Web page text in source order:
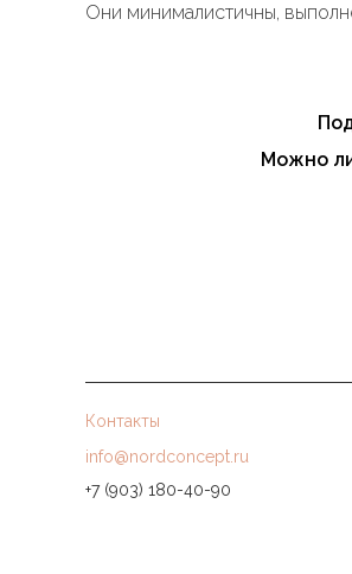
Они минималистичны,
Да, в ассортименте есть
Формы с ретро-нотками,
Да, благодаря
Можно
Да. Модели одного цвета,
Рекомендуются LED-лампы
Контакты
info@nordconcept.ru
+7 (903) 180-40-90